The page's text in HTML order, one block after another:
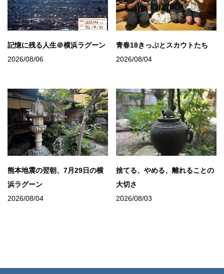
記憶に残る人生＠横浜ラグーン
2026/08/06
青春18きっぷとスカウトたち
2026/08/04
熊本地震の翌朝、7月29日の横
浜ラグーン
2026/08/04
捨てる、やめる、離れることの
大切さ
2026/08/03